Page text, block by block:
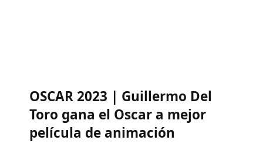
OSCAR 2023 | Guillermo Del
Toro gana el Oscar a mejor
película de animación